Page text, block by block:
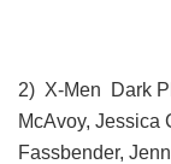
2) X-Men Dark
McAvoy, Jessica
Fassbender,